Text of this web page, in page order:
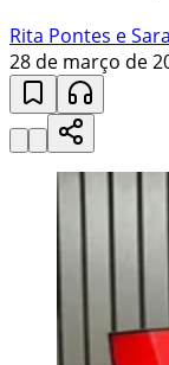
Rita Pontes e
28 de março de